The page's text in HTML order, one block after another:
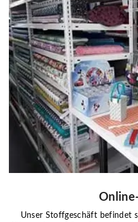
Unser Stoffgeschäft befindet